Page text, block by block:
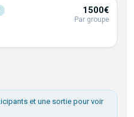
1500€
Par groupe
et une sortie pour voir